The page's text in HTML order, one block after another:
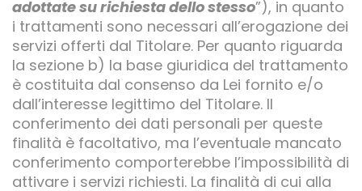
adottate su richiesta dello stesso”), in quanto
i trattamenti sono necessari all’erogazione dei
servizi offerti dal Titolare. Per quanto riguarda
la sezione b) la base giuridica del trattamento
è costituita dal consenso da Lei fornito e/o
dall’interesse legittimo del Titolare. Il
conferimento dei dati personali per queste
finalità è facoltativo, ma l’eventuale mancato
conferimento comporterebbe l’impossibilità di
attivare i servizi richiesti. La finalità di cui alla